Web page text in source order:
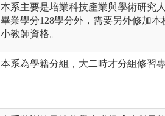
本系主要是培業科技產業與學術研究
畢業學分128學分外，需要另外修加
小教師資格。
本系為學籍分組，大二時才分組修習專